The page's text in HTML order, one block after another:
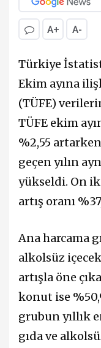
A+ A-
Türkiye
Ekim ayına
(TÜFE)
TÜFE ekim
%2,55
geçen yılın
yükseldi. On
artış oranı
Ana harcama
alkolsüz
artışla öne
konut ise
grubun yıllık
gıda ve